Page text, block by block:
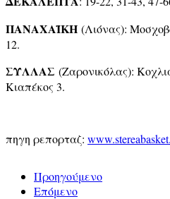
ΠΑΝΑΧΑΪΚΗ (Λιόνας):
12.
ΣΥΛΛΑΣ (Ζαρονικόλας):
Κιαπέκος 3.
πηγη ρεπορταζ:
Προηγούμενο
Επόμενο